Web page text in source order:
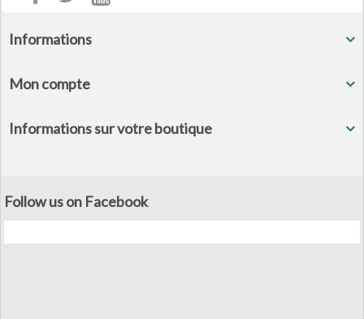
Informations
Mon compte
Informations sur votre boutique
Follow us on Facebook